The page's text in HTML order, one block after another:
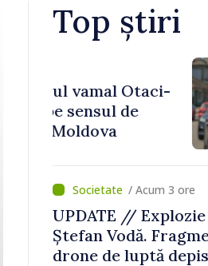
Top știri
/ Acum 2 ore
VIDEO // Un TIR
Republica Moldova
gospodării din
/ Acum 3 ore
UPDATE //
Ștefan Vodă.
drone de luptă